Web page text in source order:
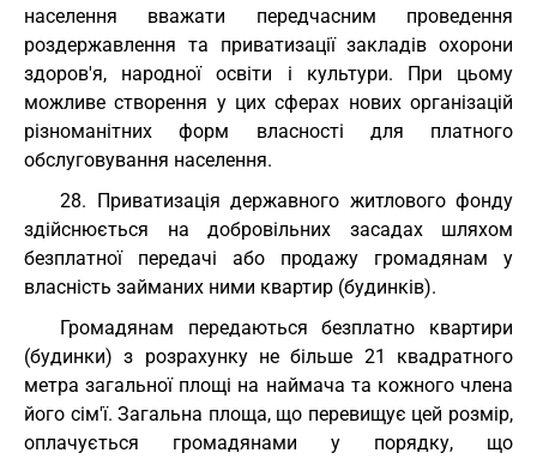
населення вважати передчасним проведення
роздержавлення та приватизації закладів охорони
здоров'я, народної освіти і культури. При цьому
можливе створення у цих сферах нових організацій
різноманітних форм власності для платного
обслуговування населення.
28. Приватизація державного житлового фонду
здійснюється на добровільних засадах шляхом
безплатної передачі або продажу громадянам у
власність займаних ними квартир (будинків).
Громадянам передаються безплатно квартири
(будинки) з розрахунку не більше 21 квадратного
метра загальної площі на наймача та кожного члена
його сім'ї. Загальна площа, що перевищує цей розмір,
оплачується громадянами у порядку, що